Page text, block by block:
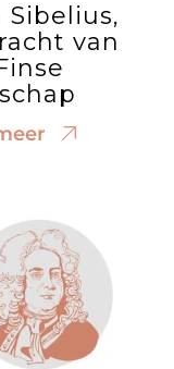
Sibelius,
van